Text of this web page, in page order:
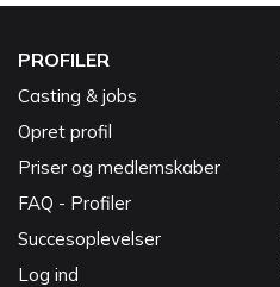
PROFILER
Casting & jobs
Opret profil
Priser og medlemskaber
FAQ - Profiler
Succesoplevelser
Log ind